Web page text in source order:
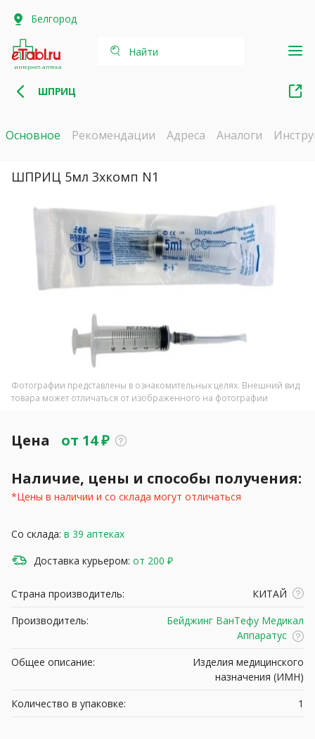
Белгород
интернет-аптека
Найти
ШПРИЦ
Основное Рекомендации Адреса Аналоги
ШПРИЦ 5мл 3хкомп N1
Фотографии представлены в ознакомительных целях. Внешний вид
товара может отличаться от изображенного на фотографии
Цена от 14₽
Наличие, цены и способы получения:
*Цены в наличии и со склада могут отличаться
Со склада: в 39 аптеках
Доставка курьером: от 200 ₽
Страна производитель:
КИТАЙ
Производитель:
Бейджинг ВанТефу Медикал
Аппаратус
Общее описание:
Изделия медицинского
назначения (ИМН)
Количество в упаковке:
1